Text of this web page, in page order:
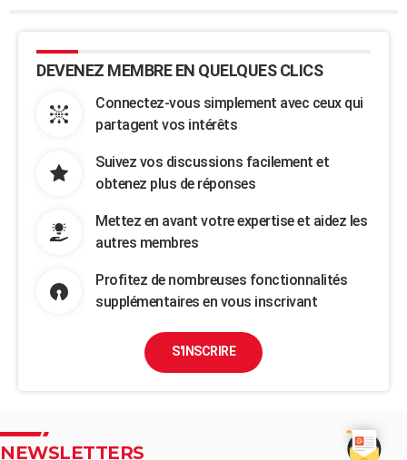
DEVENEZ MEMBRE EN QUELQUES CLICS
Connectez-vous simplement avec ceux qui
partagent vos intérêts
Suivez vos discussions facilement et
obtenez plus de réponses
Mettez en avant votre expertise et aidez les
autres membres
Profitez de nombreuses fonctionnalités
supplémentaires en vous inscrivant
S'INSCRIRE
NEWSLETTERS